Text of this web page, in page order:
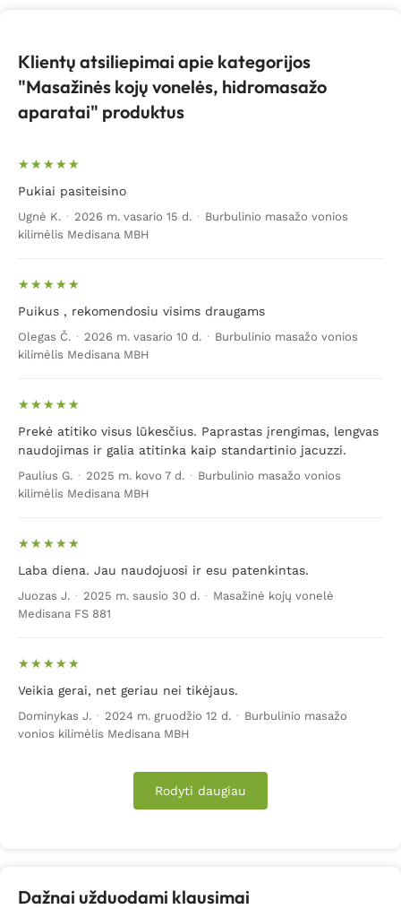
mėgautis hidromasažu nors ir kasdien. Perkant voneles
kojoms internetu galima pasinaudoti ir akcija, kurios
metu masažinių kojų vonelių ir kitų įrenginių kaina
Klientų atsiliepimai apie kategorijos
"Masažinės kojų vonelės, hidromasažo
aparatai" produktus
Pukiai pasiteisino
Ugnė K. · 2026 m. vasario 15 d. · Burbulinio masažo vonios
kilimėlis Medisana MBH
Puikus , rekomendosiu visims draugams
Olegas Č. · 2026 m. vasario 10 d. · Burbulinio masažo vonios
kilimėlis Medisana MBH
Prekė atitiko visus lūkesčius. Paprastas įrengimas, lengvas
naudojimas ir galia atitinka kaip standartinio jacuzzi.
Paulius G. · 2025 m. kovo 7 d. · Burbulinio masažo vonios
kilimėlis Medisana MBH
Laba diena. Jau naudojuosi ir esu patenkintas.
Juozas J. · 2025 m. sausio 30 d. · Masažinė kojų vonelė
Medisana FS 881
Veikia gerai, net geriau nei tikėjaus.
Dominykas J. · 2024 m. gruodžio 12 d. · Burbulinio masažo
vonios kilimėlis Medisana MBH
Rodyti daugiau
Dažnai užduodami klausimai